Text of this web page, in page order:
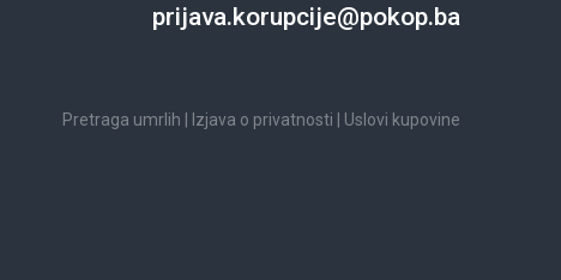
prijava.korupcije@pokop.ba
Pretraga umrlih | Izjava o privatnosti | Uslovi kupovine